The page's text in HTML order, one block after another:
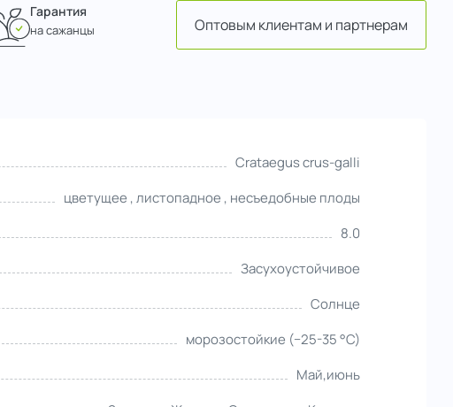
Гарантия
на сажанцы Оптовым клиентам и партнерам
Crataegus crus-galli
цветущее , листопадное , несъедобные плоды
8.0
Засухоустойчивое
Солнце
морозостойкие (−25-35 °С)
Май,июнь